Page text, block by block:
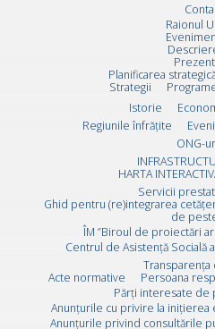
Raionul
Planificarea
Strategii
Istorie
Regiunile înfrățite
ONG-
HARTA
Servicii
Ghid pentru (re)integrarea
de
ÎM ”Biroul de proiectări
Centrul de Asistență Socială
Transparența
Acte normative
Persoana
Părți interesate de
Anunțurile cu privire la
Anunțurile privind consultările